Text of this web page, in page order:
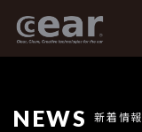
NEWS 新着情報